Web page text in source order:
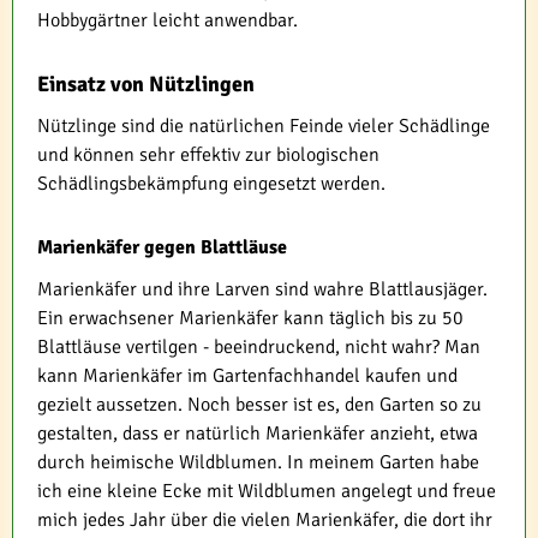
Hobbygärtner leicht anwendbar.
Einsatz von Nützlingen
Nützlinge sind die natürlichen Feinde vieler Schädlinge
und können sehr effektiv zur biologischen
Schädlingsbekämpfung eingesetzt werden.
Marienkäfer gegen Blattläuse
Marienkäfer und ihre Larven sind wahre Blattlausjäger.
Ein erwachsener Marienkäfer kann täglich bis zu 50
Blattläuse vertilgen - beeindruckend, nicht wahr? Man
kann Marienkäfer im Gartenfachhandel kaufen und
gezielt aussetzen. Noch besser ist es, den Garten so zu
gestalten, dass er natürlich Marienkäfer anzieht, etwa
durch heimische Wildblumen. In meinem Garten habe
ich eine kleine Ecke mit Wildblumen angelegt und freue
mich jedes Jahr über die vielen Marienkäfer, die dort ihr